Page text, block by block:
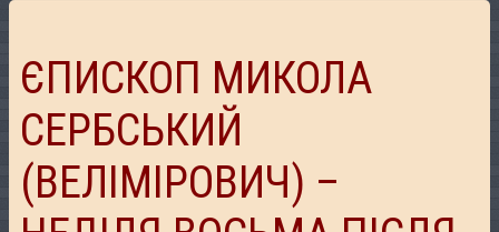
ЄПИСКОП МИКОЛА
СЕРБСЬКИЙ
(ВЕЛІМІРОВИЧ) –